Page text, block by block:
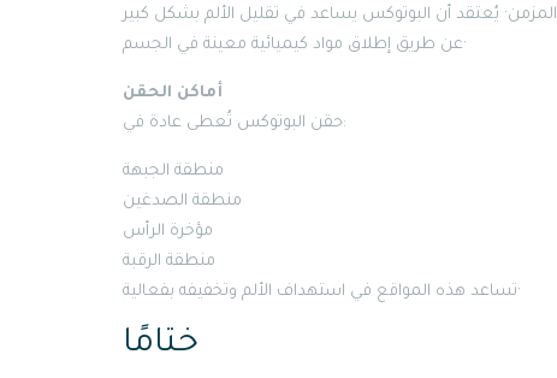
يُعتقد أن البوتوكس يساعد في تقليل الألم بشكل كبير
عن طريق إطلاق مواد كيميائية معينة في الجسم·
أماكن الحقن
حقن البوتوكس تُعطى عادة في:
منطقة الجبهة
منطقة الصدغين
مؤخرة الرأس
منطقة الرقبة
تساعد هذه المواقع في استهداف الألم وتخفيفه بفعالية·
ختامًا